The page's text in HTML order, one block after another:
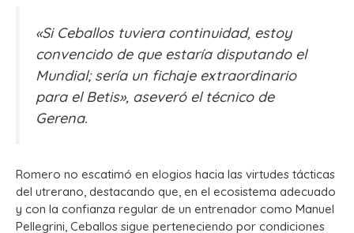
«Si Ceballos tuviera continuidad, estoy
convencido de que estaría disputando el
Mundial; sería un fichaje extraordinario
para el Betis», aseveró el técnico de
Gerena.
Romero no escatimó en elogios hacia las virtudes tácticas
del utrerano, destacando que, en el ecosistema adecuado
y con la confianza regular de un entrenador como Manuel
Pellegrini, Ceballos sigue perteneciendo por condiciones